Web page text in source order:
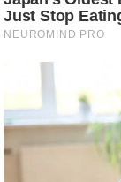
g
N
ला